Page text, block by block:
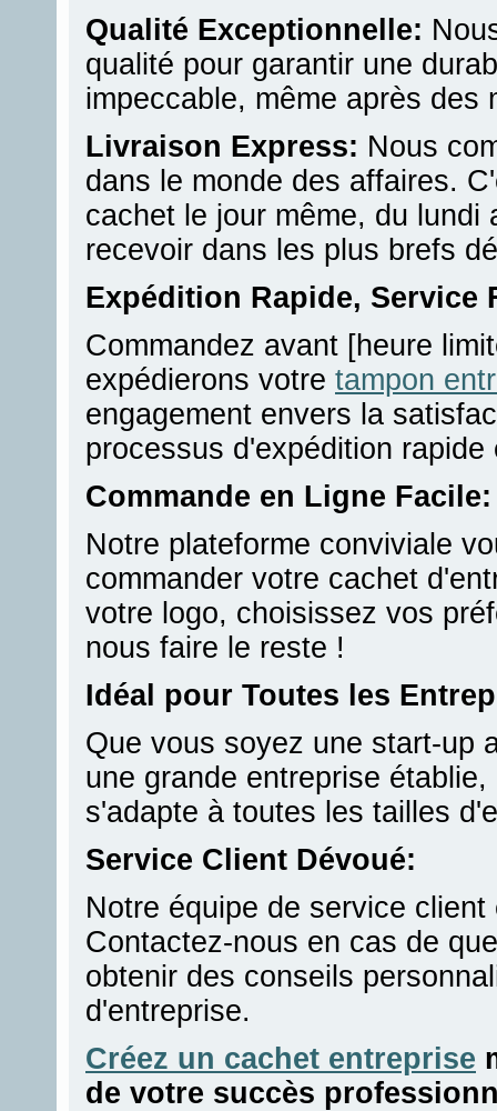
Qualité Exceptionnelle:
qualité pour garantir une
impeccable, même après des
Livraison Express: Nous
dans le monde des affaires.
cachet le jour même, du
recevoir dans les plus brefs
Expédition Rapide, Service
Commandez avant [heure
expédierons votre tampon
engagement envers la
processus d'expédition rapide
Commande en Ligne Facile:
Notre plateforme conviviale
commander votre cachet
votre logo, choisissez vos
nous faire le reste !
Idéal pour Toutes les
Que vous soyez une start-up
une grande entreprise
s'adapte à toutes les tailles
Service Client Dévoué:
Notre équipe de service
Contactez-nous en cas de
obtenir des conseils
d'entreprise.
Créez un cachet entreprise
de votre succès